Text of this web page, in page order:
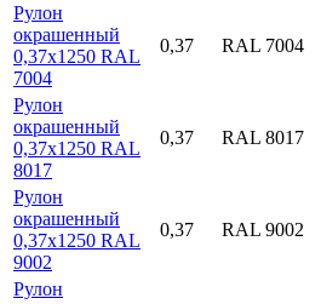
Рулон
окрашенный
0,37х1250 RAL
7004
0,37 RAL 7004
Рулон
окрашенный
0,37х1250 RAL
8017
0,37 RAL 8017
Рулон
окрашенный
0,37х1250 RAL
9002
0,37 RAL 9002
Рулон